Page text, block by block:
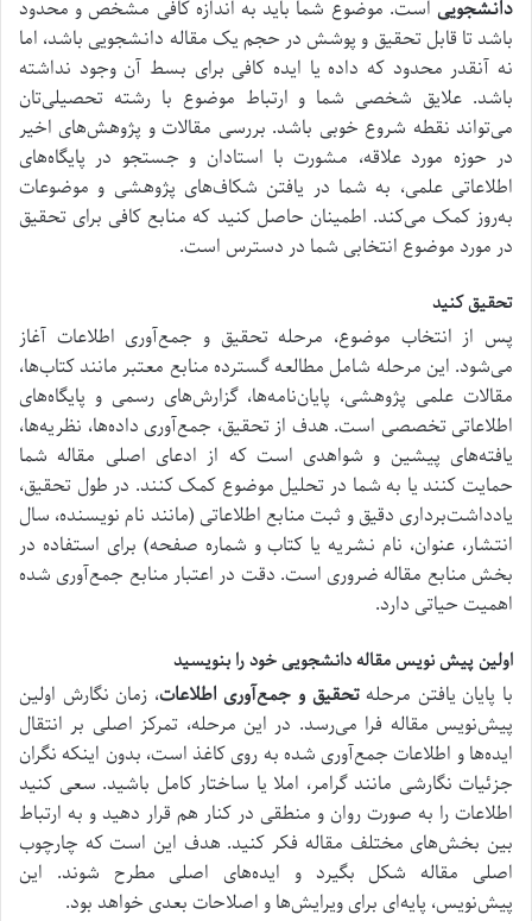
دانشجویی است. موضوع شما باید به اندازه کافی مشخص و محدود
باشد تا قابل تحقیق و پوشش در حجم یک مقاله دانشجویی باشد، اما
نه آنقدر محدود که داده یا ایده کافی برای بسط آن وجود نداشته
باشد. علایق شخصی شما و ارتباط موضوع با رشته تحصیلی‌تان
می‌تواند نقطه شروع خوبی باشد. بررسی مقالات و پژوهش‌های اخیر
در حوزه مورد علاقه، مشورت با استادان و جستجو در پایگاه‌های
اطلاعاتی علمی، به شما در یافتن شکاف‌های پژوهشی و موضوعات
به‌روز کمک می‌کند. اطمینان حاصل کنید که منابع کافی برای تحقیق
در مورد موضوع انتخابی شما در دسترس است.
تحقیق کنید
پس از انتخاب موضوع، مرحله تحقیق و جمع‌آوری اطلاعات آغاز
می‌شود. این مرحله شامل مطالعه گسترده منابع معتبر مانند کتاب‌ها،
مقالات علمی پژوهشی، پایان‌نامه‌ها، گزارش‌های رسمی و پایگاه‌های
اطلاعاتی تخصصی است. هدف از تحقیق، جمع‌آوری داده‌ها، نظریه‌ها،
یافته‌های پیشین و شواهدی است که از ادعای اصلی مقاله شما
حمایت کنند یا به شما در تحلیل موضوع کمک کنند. در طول تحقیق،
یادداشت‌برداری دقیق و ثبت منابع اطلاعاتی (مانند نام نویسنده، سال
انتشار، عنوان، نام نشریه یا کتاب و شماره صفحه) برای استفاده در
بخش منابع مقاله ضروری است. دقت در اعتبار منابع جمع‌آوری شده
اهمیت حیاتی دارد.
اولین پیش نویس مقاله دانشجویی خود را بنویسید
با پایان یافتن مرحلهتحقیق و جمع‌آوری اطلاعات، زمان نگارش اولین
پیش‌نویس مقاله فرا می‌رسد. در این مرحله، تمرکز اصلی بر انتقال
ایده‌ها و اطلاعات جمع‌آوری شده به روی کاغذ است، بدون اینکه نگران
جزئیات نگارشی مانند گرامر، املا یا ساختار کامل باشید. سعی کنید
اطلاعات را به صورت روان و منطقی در کنار هم قرار دهید و به ارتباط
بین بخش‌های مختلف مقاله فکر کنید. هدف این است که چارچوب
اصلی مقاله شکل بگیرد و ایده‌های اصلی مطرح شوند. این
پیش‌نویس، پایه‌ای برای ویرایش‌ها و اصلاحات بعدی خواهد بود.